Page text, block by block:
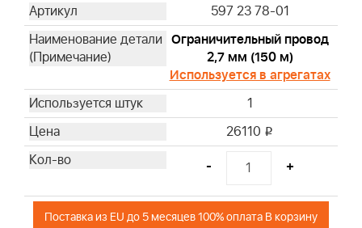
597 23 78-01
Ограничительный провод
2,7 мм (150 м)
Используется в агрегатах
1
26110 i
- +
Поставка из EU до 5 месяцев 100% оплата В корзину